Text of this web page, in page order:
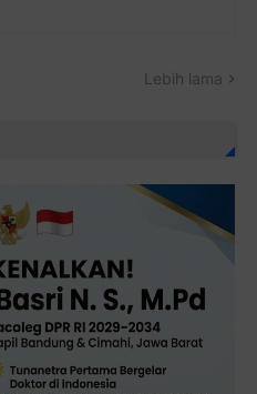
Lebih lama